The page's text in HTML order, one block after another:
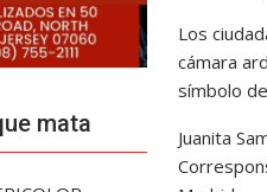
Los
cámara
símbolo
Juanita
mata